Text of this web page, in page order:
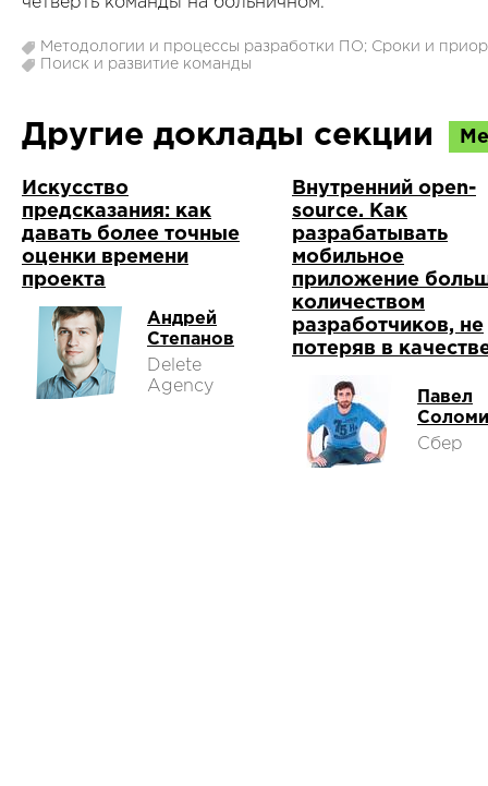
Методологии и процессы разработки ПО; Сроки и
Поиск и развитие команды
Другие доклады секции
Искусство
предсказания: как
давать более точные
оценки времени
проекта
Андрей
Степанов
Delete
Agency
Внутренний open-
source. Как
разрабатывать
мобильное
приложение
количеством
разработчиков, не
потеряв в
Павел
Сбер